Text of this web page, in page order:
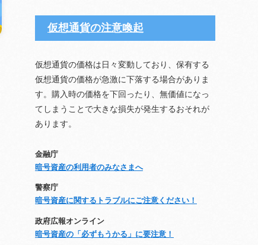
仮想通貨の注意喚起
仮想通貨の価格は日々変動しており、保有する
仮想通貨の価格が急激に下落する場合がありま
す。購入時の価格を下回ったり、無価値になっ
てしまうことで大きな損失が発生するおそれが
あります。
金融庁
暗号資産の利用者のみなさまへ
警察庁
暗号資産に関するトラブルにご注意ください！
政府広報オンライン
暗号資産の「必ずもうかる」に要注意！